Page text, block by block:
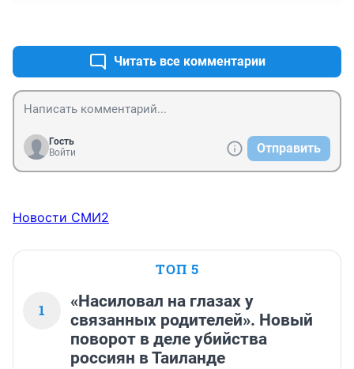
Читать все комментарии
Гость
Войти
Отправить
Новости СМИ2
ТОП 5
1
«Насиловал на глазах у
связанных родителей». Новый
поворот в деле убийства
россиян в Таиланде